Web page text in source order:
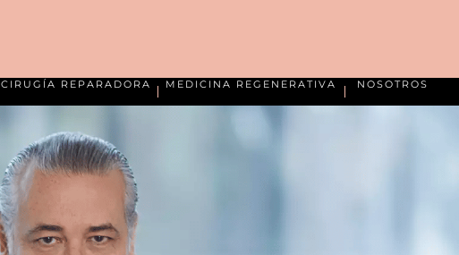
CIRUGÍA REPARADORA MEDICINA REGENERATIVA NOSOTROS